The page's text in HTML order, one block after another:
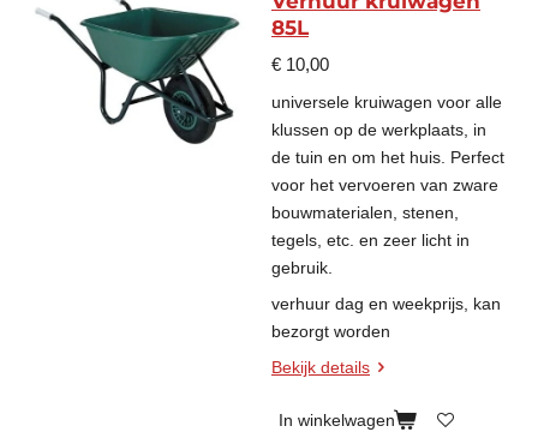
85L
€ 10,00
universele kruiwagen voor alle
klussen op de werkplaats, in
de tuin en om het huis. Perfect
voor het vervoeren van zware
bouwmaterialen, stenen,
tegels, etc. en zeer licht in
gebruik.
verhuur dag en weekprijs, kan
bezorgt worden
Bekijk details
In winkelwagen